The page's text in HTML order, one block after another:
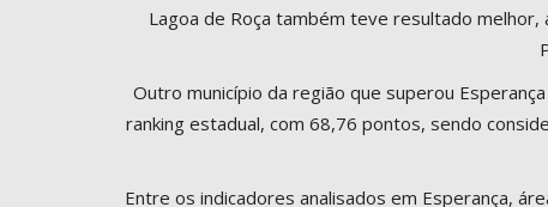
Lagoa de Roça também teve resultado melhor,
Outro município da região que superou
ranking estadual, com 68,76 pontos, sendo
Entre os indicadores analisados em Esperança,